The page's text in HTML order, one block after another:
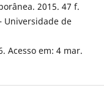
2015. 47 f.
Universidade de
Acesso em: 4 mar.